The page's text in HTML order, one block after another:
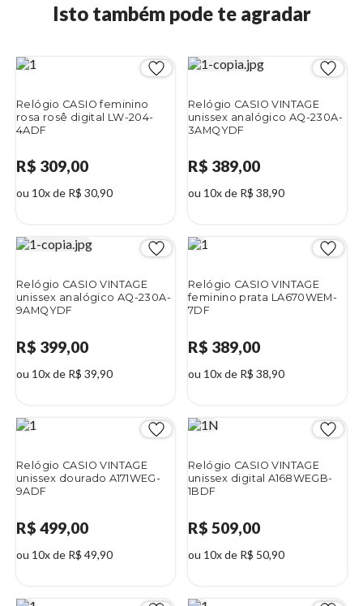
Isto também pode te agradar
Relógio CASIO feminino
rosa rosê digital LW-204-
4ADF
R$ 309,00
ou 10x de R$ 30,90
Relógio CASIO VINTAGE
unissex analógico AQ-230A-
3AMQYDF
R$ 389,00
ou 10x de R$ 38,90
Relógio CASIO VINTAGE
unissex analógico AQ-230A-
9AMQYDF
R$ 399,00
ou 10x de R$ 39,90
Relógio CASIO VINTAGE
feminino prata LA670WEM-
7DF
R$ 389,00
ou 10x de R$ 38,90
Relógio CASIO VINTAGE
unissex dourado A171WEG-
9ADF
R$ 499,00
ou 10x de R$ 49,90
Relógio CASIO VINTAGE
unissex digital A168WEGB-
1BDF
R$ 509,00
ou 10x de R$ 50,90